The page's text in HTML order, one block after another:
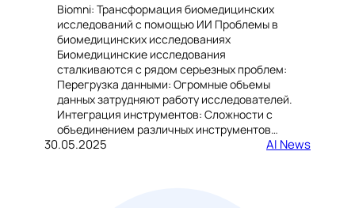
Biomni: Трансформация биомедицинских
исследований с помощью ИИ Проблемы в
биомедицинских исследованиях
Биомедицинские исследования
сталкиваются с рядом серьезных проблем:
Перегрузка данными: Огромные объемы
данных затрудняют работу исследователей.
Интеграция инструментов: Сложности с
объединением различных инструментов…
30.05.2025 AI News